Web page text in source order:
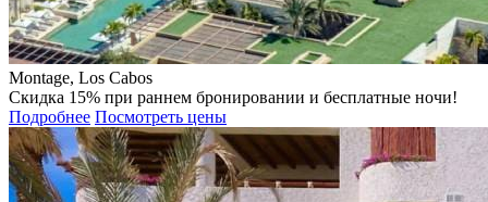
Montage, Los Cabos
Скидка 15% при раннем бронировании и бесплатные ночи!
Подробнее Посмотреть цены